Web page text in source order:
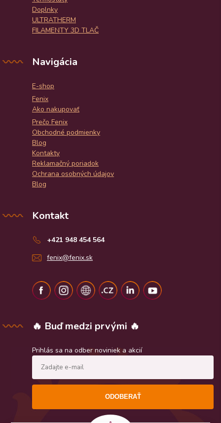
Doplnky
ULTRATHERM
FILAMENTY 3D TLAČ
Navigácia
E-shop
Fenix
Ako nakupovať
Prečo Fenix
Obchodné podmienky
Blog
Kontakty
Reklamačný poriadok
Ochrana osobných údajov
Blog
Kontakt
+421 948 454 564
fenix@fenix.sk
🔥 Buď medzi prvými 🔥
Prihlás sa na odber noviniek a akcií
ODOBERAŤ